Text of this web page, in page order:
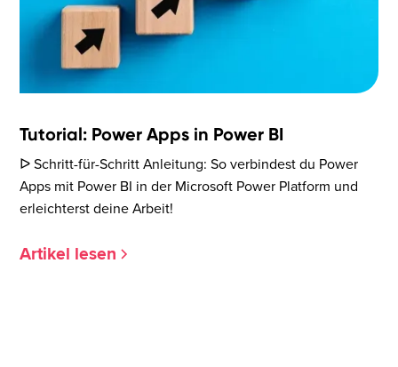
Tutorial: Power Apps in Power BI
ᐅ Schritt-für-Schritt Anleitung: So verbindest du Power
Apps mit Power BI in der Microsoft Power Platform und
erleichterst deine Arbeit!
Artikel lesen